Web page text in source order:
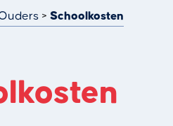
Schoolkosten